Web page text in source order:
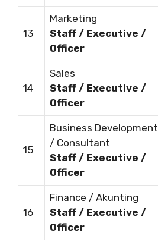
13
Marketing
Staff / Executive /
Officer
14
Sales
Staff / Executive /
Officer
15
Business Development
/ Consultant
Staff / Executive /
Officer
16
Finance / Akunting
Staff / Executive /
Officer